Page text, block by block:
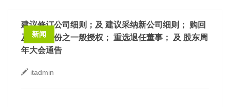
新闻
建议修订公司细则；及 建议采纳新公司细则； 购回
及发行股份之一般授权； 重选退任董事； 及 股东周
年大会通告
itadmin